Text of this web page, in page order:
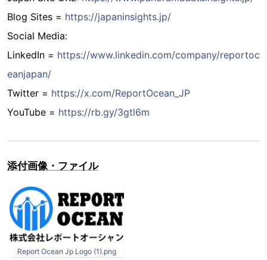
Blog Sites = https://japaninsights.jp/
Social Media:
LinkedIn = https://www.linkedin.com/company/reportoc
eanjapan/
Twitter = https://x.com/ReportOcean_JP
YouTube = https://rb.gy/3gtl6m
添付画像・ファイル
Report Ocean Jp Logo (1).png